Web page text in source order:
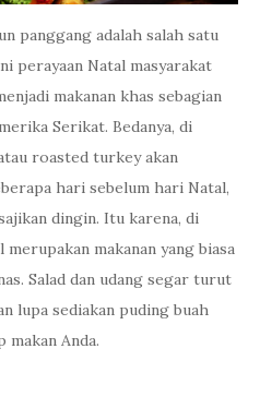
panggang adalah salah satu
perayaan Natal masyarakat
makanan khas sebagian
Serikat. Bedanya, di
roasted turkey akan
hari sebelum hari Natal,
dingin. Itu karena, di
makanan yang biasa
Salad dan udang segar turut
lupa sediakan puding buah
Anda.